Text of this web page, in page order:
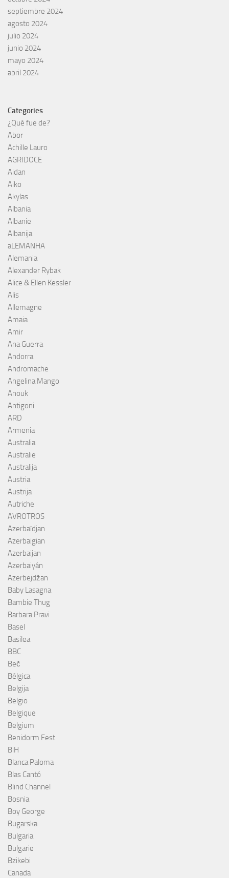
septiembre 2024
agosto 2024
julio 2024
junio 2024
mayo 2024
abril 2024
Categories
¿Qué fue de?
Abor
Achille Lauro
AGRIDOCE
Aidan
Aiko
Akylas
Albania
Albanie
Albanija
aLEMANHA
Alemania
Alexander Rybak
Alice & Ellen Kessler
Alis
Allemagne
Amaia
Amir
Ana Guerra
Andorra
Andromache
Angelina Mango
Anouk
Antigoni
ARD
Armenia
Australia
Australie
Australija
Austria
Austrija
Autriche
AVROTROS
Azerbaïdjan
Azerbaigian
Azerbaijan
Azerbaiyán
Azerbejdžan
Baby Lasagna
Bambie Thug
Barbara Pravi
Basel
Basilea
BBC
Beč
Bélgica
Belgija
Belgio
Belgique
Belgium
Benidorm Fest
BiH
Blanca Paloma
Blas Cantó
Blind Channel
Bosnia
Boy George
Bugarska
Bulgaria
Bulgarie
Bzikebi
Canada